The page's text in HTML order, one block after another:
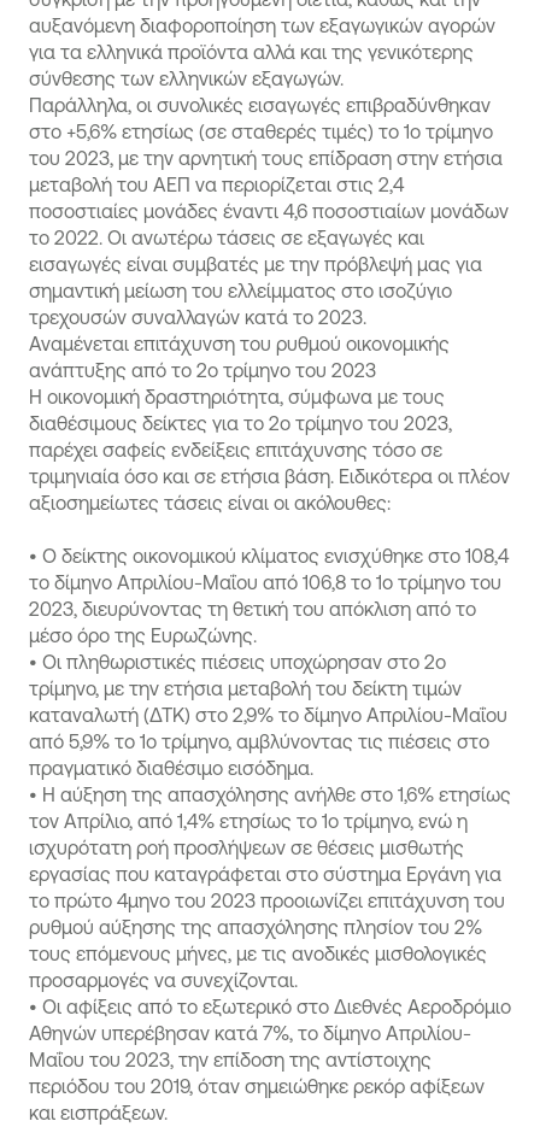
αυξανόμενη διαφοροποίηση των εξαγωγικών αγορών
για τα ελληνικά προϊόντα αλλά και της γενικότερης
σύνθεσης των ελληνικών εξαγωγών.
Παράλληλα, οι συνολικές εισαγωγές επιβραδύνθηκαν
στο +5,6% ετησίως (σε σταθερές τιμές) το 1ο τρίμηνο
του 2023, με την αρνητική τους επίδραση στην ετήσια
μεταβολή του ΑΕΠ να περιορίζεται στις 2,4
ποσοστιαίες μονάδες έναντι 4,6 ποσοστιαίων μονάδων
το 2022. Οι ανωτέρω τάσεις σε εξαγωγές και
εισαγωγές είναι συμβατές με την πρόβλεψή μας για
σημαντική μείωση του ελλείμματος στο ισοζύγιο
τρεχουσών συναλλαγών κατά το 2023.
Αναμένεται επιτάχυνση του ρυθμού οικονομικής
ανάπτυξης από το 2ο τρίμηνο του 2023
Η οικονομική δραστηριότητα, σύμφωνα με τους
διαθέσιμους δείκτες για το 2ο τρίμηνο του 2023,
παρέχει σαφείς ενδείξεις επιτάχυνσης τόσο σε
τριμηνιαία όσο και σε ετήσια βάση. Ειδικότερα οι πλέον
αξιοσημείωτες τάσεις είναι οι ακόλουθες:
• Ο δείκτης οικονομικού κλίματος ενισχύθηκε στο 108,4
το δίμηνο Απριλίου-Μαΐου από 106,8 το 1ο τρίμηνο του
2023, διευρύνοντας τη θετική του απόκλιση από το
μέσο όρο της Ευρωζώνης.
• Οι πληθωριστικές πιέσεις υποχώρησαν στο 2ο
τρίμηνο, με την ετήσια μεταβολή του δείκτη τιμών
καταναλωτή (ΔΤΚ) στο 2,9% το δίμηνο Απριλίου-Μαΐου
από 5,9% το 1ο τρίμηνο, αμβλύνοντας τις πιέσεις στο
πραγματικό διαθέσιμο εισόδημα.
• Η αύξηση της απασχόλησης ανήλθε στο 1,6% ετησίως
τον Απρίλιο, από 1,4% ετησίως το 1ο τρίμηνο, ενώ η
ισχυρότατη ροή προσλήψεων σε θέσεις μισθωτής
εργασίας που καταγράφεται στο σύστημα Εργάνη για
το πρώτο 4μηνο του 2023 προοιωνίζει επιτάχυνση του
ρυθμού αύξησης της απασχόλησης πλησίον του 2%
τους επόμενους μήνες, με τις ανοδικές μισθολογικές
προσαρμογές να συνεχίζονται.
• Οι αφίξεις από το εξωτερικό στο Διεθνές Αεροδρόμιο
Αθηνών υπερέβησαν κατά 7%, το δίμηνο Απριλίου-
Μαΐου του 2023, την επίδοση της αντίστοιχης
περιόδου του 2019, όταν σημειώθηκε ρεκόρ αφίξεων
και εισπράξεων.